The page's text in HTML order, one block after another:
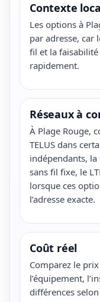
Contexte
Les options à
par adresse, car
fil et la
rapidement.
Réseaux à
À Plage Rouge,
TELUS dans
indépendants, la
sans fil fixe, le
lorsque ces
l’adresse exacte.
Coût réel
Comparez le
l’équipement,
différences selon